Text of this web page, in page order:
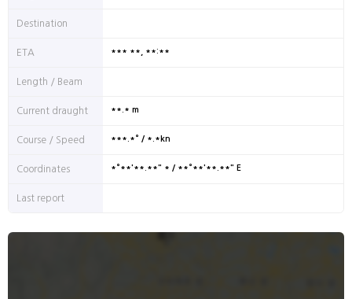
Destination
ETA *** **, **:**
Length / Beam
Current draught **.* m
Course / Speed ***.*° / *.*kn
Coordinates *°**'**.**" * / **°**'**.**" E
Last report